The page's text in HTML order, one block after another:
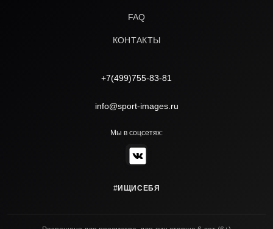
FAQ
КОНТАКТЫ
+7(499)755-83-81
info@sport-images.ru
Мы в соцсетях:
#ИЩИСЕБЯ